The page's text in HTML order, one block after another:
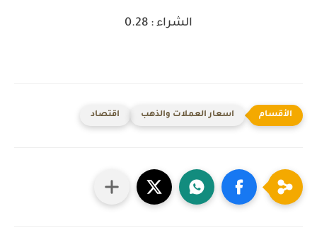
الشراء : 0.28
اسعار العملات والذهب اقتصاد